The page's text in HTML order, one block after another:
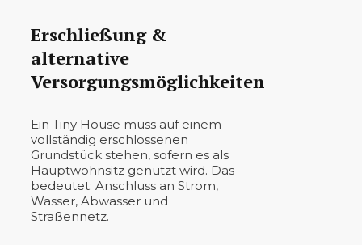
Erschließung &
alternative
Versorgungsmöglichkeiten
Ein Tiny House muss auf einem
vollständig erschlossenen
Grundstück stehen, sofern es als
Hauptwohnsitz genutzt wird. Das
bedeutet: Anschluss an Strom,
Wasser, Abwasser und
Straßennetz.